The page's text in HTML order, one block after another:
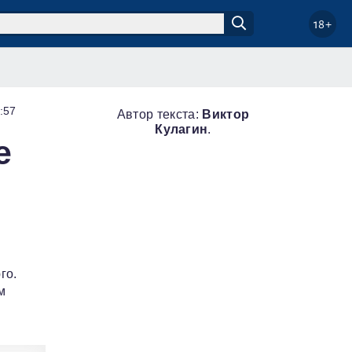
18+
Автор текста: Виктор
Кулагин.